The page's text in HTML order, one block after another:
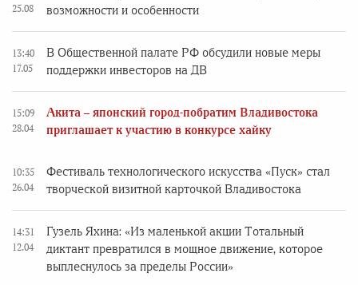
25.08
возможности и особенности
13:40
17.05
В Общественной палате РФ обсудили новые меры
поддержки инвесторов на ДВ
15:09
28.04
Акита – японский город-побратим Владивостока
приглашает к участию в конкурсе хайку
10:35
26.04
Фестиваль технологического искусства «Пуск» стал
творческой визитной карточкой Владивостока
14:31
12.04
Гузель Яхина: «Из маленькой акции Тотальный
диктант превратился в мощное движение, которое
выплеснулось за пределы России»